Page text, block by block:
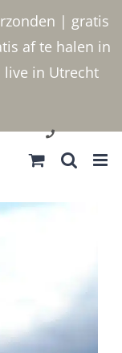
| gratis
af te halen in
in Utrecht
030 2400000